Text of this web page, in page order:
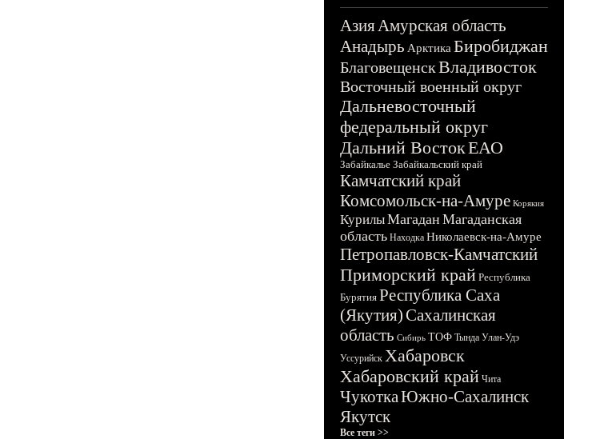
АзияАмурская область
Анадырь Арктика Биробиджан
БлаговещенскВладивосток
Восточный военный округ
Дальневосточный
федеральный округ
Дальний ВостокЕАО
Забайкалье Забайкальский край
Камчатский край
Комсомольск-на-Амуре Корякия
КурилыМагадан Магаданская
область Находка Николаевск-на-Амуре
Петропавловск-Камчатский
Приморский край Республика
Бурятия Республика Саха
(Якутия)Сахалинская
область Сибирь ТОФ Тында Улан-Удэ
Уссурийск Хабаровск
Хабаровский край Чита
ЧукоткаЮжно-Сахалинск
Якутск
Все теги >>